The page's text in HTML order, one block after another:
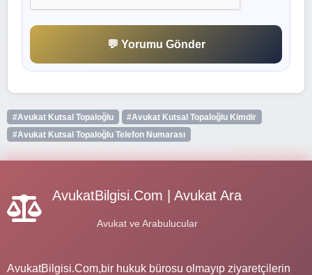
💬 Yorumu Gönder
#Avukat Kutsal Topaloğlu
#Avukat Kutsal Topaloğlu Kimdir
#Avukat Kutsal Topaloğlu Telefon Numarası
AvukatBilgisi.Com | Avukat Ara
Avukat ve Arabulucular
AvukatBilgisi.Com,bir hukuk bürosu olmayıp ziyaretçilerin